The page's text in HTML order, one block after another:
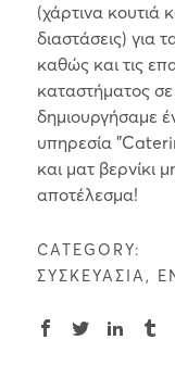
(χάρτινα κουτιά
διαστάσεις) για
καθώς και τις
καταστήματος
δημιουργήσαμε
υπηρεσία
και ματ βερνίκι
αποτέλεσμα!
CATEGORY:
ΣΥΣΚΕΥΑΣΙΑ,